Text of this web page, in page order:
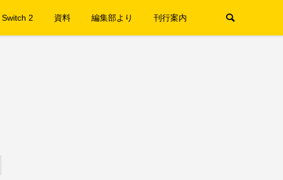
Switch 2 資料 編集部より 刊行案内